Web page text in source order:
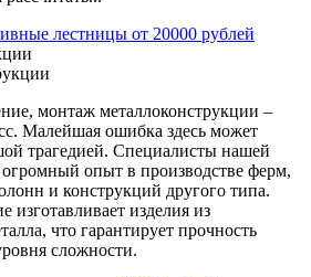
лестницы от 20000 рублей
монтаж металлоконструкции –
Малейшая ошибка здесь может
трагедией. Специалисты нашей
опыт в производстве ферм,
и конструкций другого типа.
изготавливает изделия из
что гарантирует прочность
сложности.